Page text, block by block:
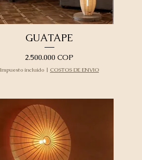
GUATAPE
Precio
2.500.000 COP
Impuesto incluido| COSTOS DE ENVIO